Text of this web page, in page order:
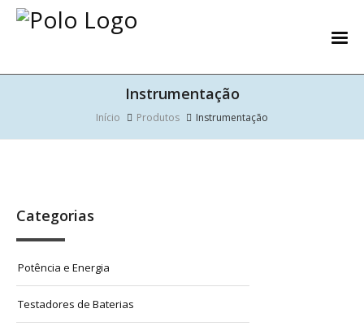
Instrumentação
Início Produtos Instrumentação
Categorias
Potência e Energia
Testadores de Baterias